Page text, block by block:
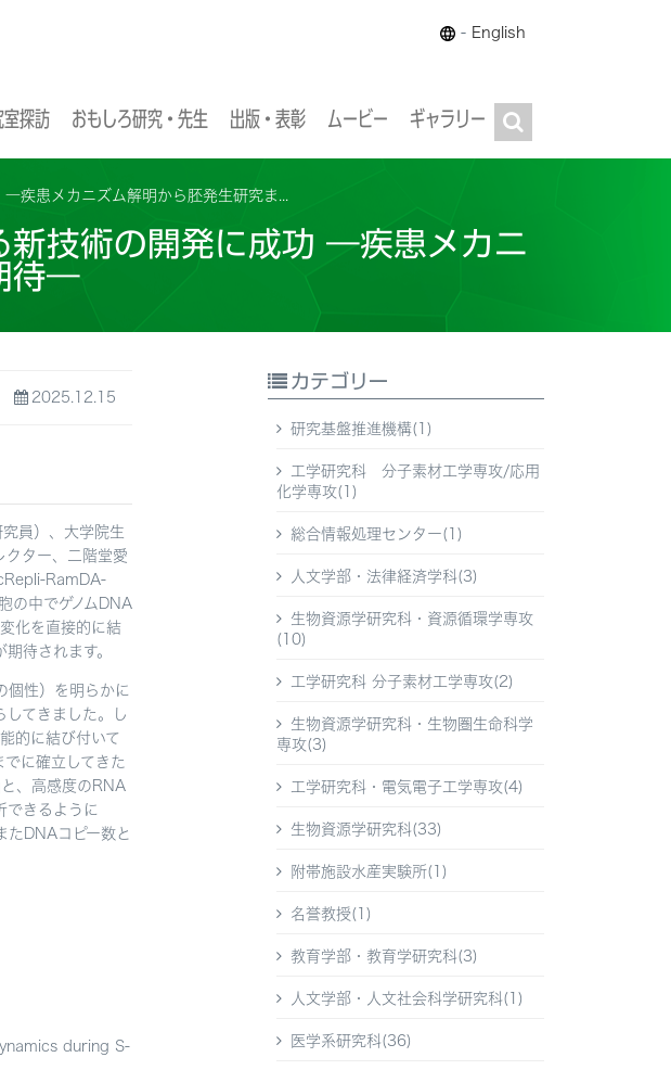
- English
室探訪 おもしろ研究・先生 出版・表彰 ムービー ギャラリー
疾患メカニズム解明から胚発生研究ま...
新技術の開発に成功 ―疾患メカニ
待―
2025.12.15
員）、大学院生
クター、二階堂愛
RamDA-
の中でゲノムDNA
化を直接的に結
待されます。
個性）を明らかに
してきました。し
的に結び付いて
に確立してきた
、高感度のRNA
できるように
DNAコピー数と
during S-
カテゴリー
研究基盤推進機構(1)
工学研究科 分子素材工学専攻/応用
化学専攻(1)
総合情報処理センター(1)
人文学部・法律経済学科(3)
生物資源学研究科・資源循環学専攻
(10)
工学研究科 分子素材工学専攻(2)
生物資源学研究科・生物圏生命科学
専攻(3)
工学研究科・電気電子工学専攻(4)
生物資源学研究科(33)
附帯施設水産実験所(1)
名誉教授(1)
教育学部・教育学研究科(3)
人文学部・人文社会科学研究科(1)
医学系研究科(36)